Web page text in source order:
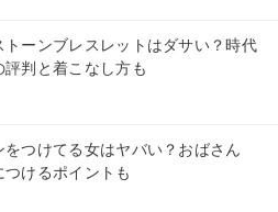
トーンブレスレットはダサい？時代
判と着こなし方も
つけてる女はヤバい？おばさん
けるポイントも